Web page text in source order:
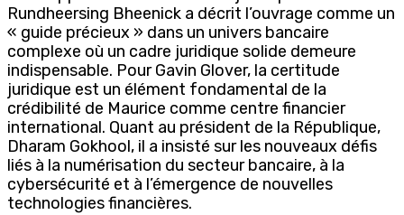
Rundheersing Bheenick a décrit l’ouvrage comme un
« guide précieux » dans un univers bancaire
complexe où un cadre juridique solide demeure
indispensable. Pour Gavin Glover, la certitude
juridique est un élément fondamental de la
crédibilité de Maurice comme centre financier
international. Quant au président de la République,
Dharam Gokhool, il a insisté sur les nouveaux défis
liés à la numérisation du secteur bancaire, à la
cybersécurité et à l’émergence de nouvelles
technologies financières.